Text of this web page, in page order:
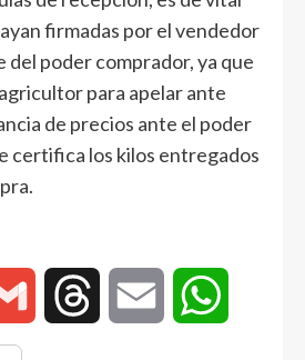
firmadas por el vendedor
poder comprador, ya que
para apelar ante
de precios ante el poder
certifica los kilos entregados
Gmail Threads Email